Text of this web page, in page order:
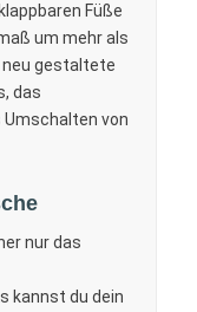
Füße
um mehr als
neu gestaltete
das
von
nur das
kannst du dein